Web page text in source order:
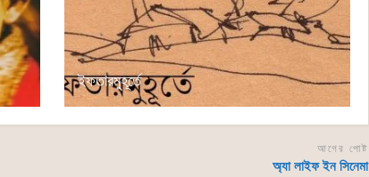
ইফতারমুহূর্তে
আগের পোষ্ট
অ্যা লাইফ ইন সিনেমা